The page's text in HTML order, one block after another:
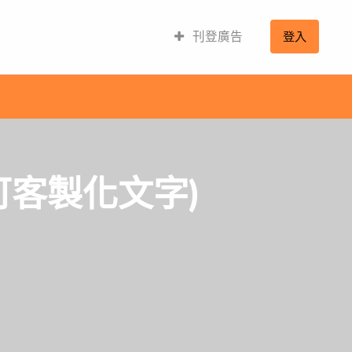
刊登廣告 登入
製化文字)